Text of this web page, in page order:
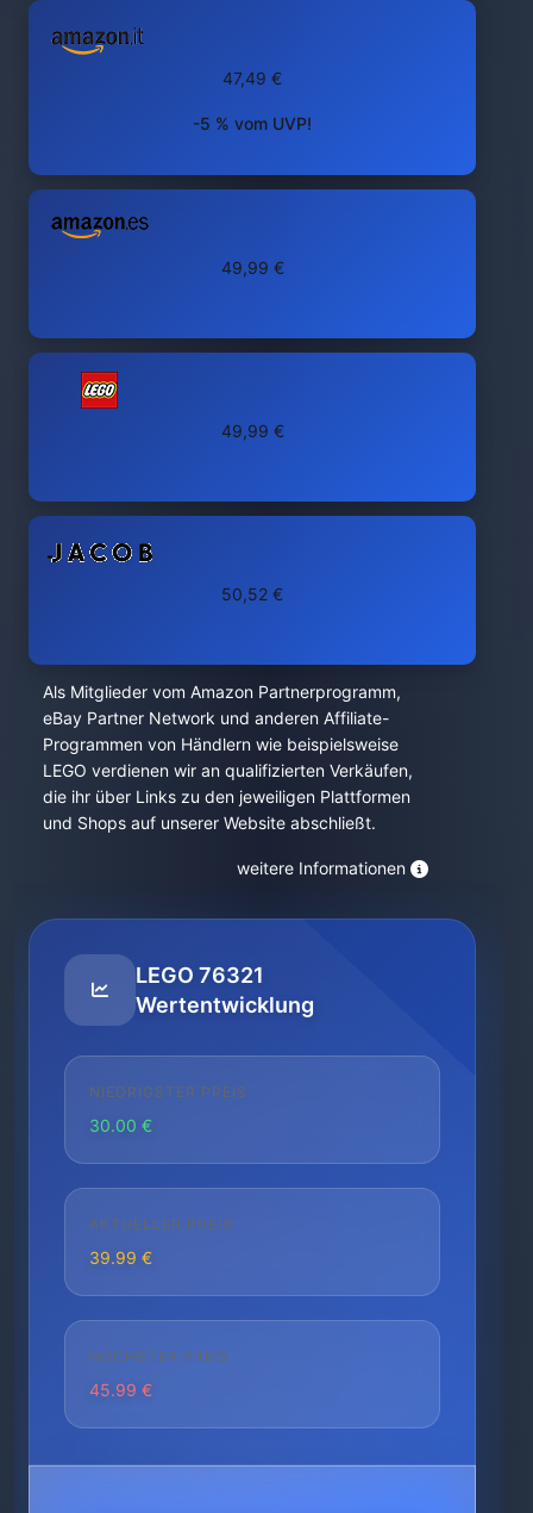
47,49 €
-5 % vom UVP!
49,99 €
49,99 €
50,52 €
Als Mitglieder vom Amazon Partnerprogramm,
eBay Partner Network und anderen Affiliate-
Programmen von Händlern wie beispielsweise
LEGO verdienen wir an qualifizierten Verkäufen,
die ihr über Links zu den jeweiligen Plattformen
und Shops auf unserer Website abschließt.
weitere Informationen
LEGO 76321
Wertentwicklung
NIEDRIGSTER PREIS
30.00 €
AKTUELLER PREIS
39.99 €
HÖCHSTER PREIS
45.99 €